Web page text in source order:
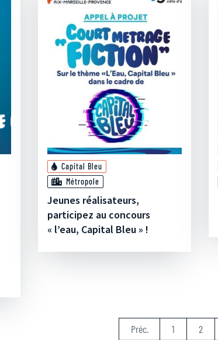
Capital Bleu
Métropole
Jeunes réalisateurs,
participez au concours
« l’eau, Capital Bleu » !
Préc. 1 2